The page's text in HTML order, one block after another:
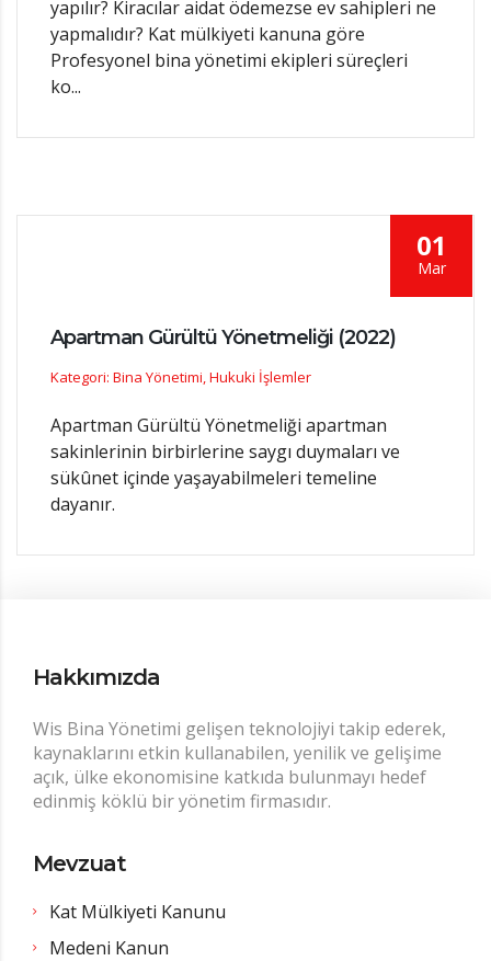
yapılır? Kiracılar aidat ödemezse ev sahipleri ne
yapmalıdır? Kat mülkiyeti kanuna göre
Profesyonel bina yönetimi ekipleri süreçleri
ko...
01
Mar
Apartman Gürültü Yönetmeliği (2022)
Kategori: Bina Yönetimi, Hukuki İşlemler
Apartman Gürültü Yönetmeliği apartman
sakinlerinin birbirlerine saygı duymaları ve
sükûnet içinde yaşayabilmeleri temeline
dayanır.
Hakkımızda
Wis Bina Yönetimi gelişen teknolojiyi takip ederek,
kaynaklarını etkin kullanabilen, yenilik ve gelişime
açık, ülke ekonomisine katkıda bulunmayı hedef
edinmiş köklü bir yönetim firmasıdır.
Mevzuat
Kat Mülkiyeti Kanunu
Medeni Kanun